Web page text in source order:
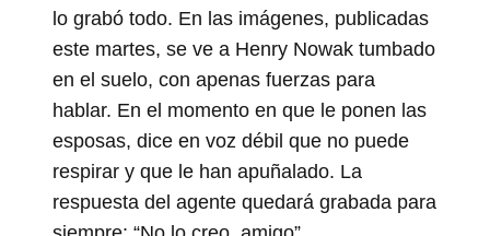
lo grabó todo. En las imágenes, publicadas
este martes, se ve a Henry Nowak tumbado
en el suelo, con apenas fuerzas para
hablar. En el momento en que le ponen las
esposas, dice en voz débil que no puede
respirar y que le han apuñalado. La
respuesta del agente quedará grabada para